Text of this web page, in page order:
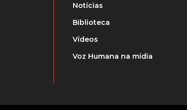
Notícias
Biblioteca
Vídeos
Voz Humana na mídia